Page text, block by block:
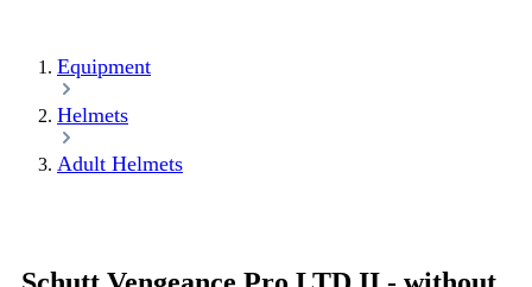
Equipment
Helmets
Adult Helmets